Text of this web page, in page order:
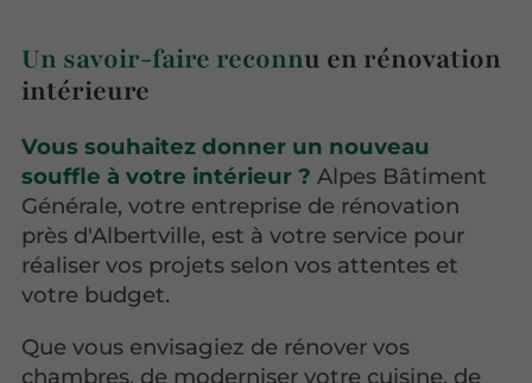
Un savoir-faire reconnu en rénovation
intérieure
Vous souhaitez donner un nouveau
souffle à votre intérieur ? Alpes Bâtiment
Générale, votre entreprise de rénovation
près d'Albertville, est à votre service pour
réaliser vos projets selon vos attentes et
votre budget.
Que vous envisagiez de rénover vos
chambres, de moderniser votre cuisine, de